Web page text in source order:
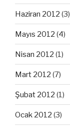
Haziran 2012 (3)
Mayıs 2012 (4)
Nisan 2012 (1)
Mart 2012 (7)
Şubat 2012 (1)
Ocak 2012 (3)